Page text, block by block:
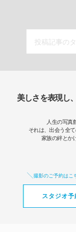
美しさを表現し
人生の写真
それは、出会う全
家族の絆とか
撮影のご予約はこ
スタジオ予